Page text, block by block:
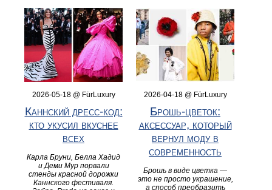
2026-05-18 @ FürLuxury
Каннский дресс-код:
кто укусил вкуснее
всех
Карла Бруни, Белла Хадид
и Деми Мур порвали
стенды красной дорожки
Каннского фестиваля.
2026-04-18 @ FürLuxury
Брошь-цветок:
аксессуар, который
вернул моду в
современность
Брошь в виде цветка —
это не просто украшение,
а способ преобразить